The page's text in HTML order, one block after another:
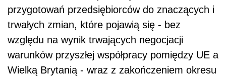
przygotowań przedsiębiorców do znaczących i
trwałych zmian, które pojawią się - bez
względu na wynik trwających negocjacji
warunków przyszłej współpracy pomiędzy UE a
Wielką Brytanią - wraz z zakończeniem okresu